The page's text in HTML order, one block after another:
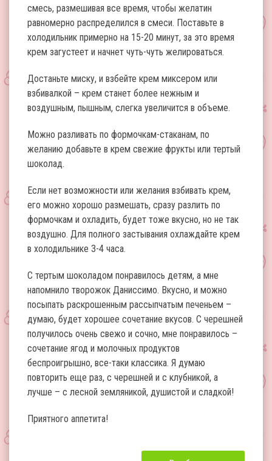
смесь, размешивая все время, чтобы желатин
равномерно распределился в смеси. Поставьте в
холодильник примерно на 15-20 минут, за это время
крем загустеет и начнет чуть-чуть желироваться.
Достаньте миску, и взбейте крем миксером или
взбивалкой – крем станет более нежным и
воздушным, пышным, слегка увеличится в объеме.
Можно разливать по формочкам-стаканам, по
желанию добавьте в крем свежие фрукты или тертый
шоколад.
Если нет возможности или желания взбивать крем,
его можно хорошо размешать, сразу разлить по
формочкам и охладить, будет тоже вкусно, но не так
воздушно. Для полного застывания охлаждайте крем
в холодильнике 3-4 часа.
С тертым шоколадом понравилось детям, а мне
напомнило творожок Даниссимо. Вкусно, и можно
посыпать раскрошенным рассыпчатым печеньем –
думаю, будет хорошее сочетание вкусов. С черешней
получилось очень свежо и сочно, мне понравилось –
сочетание ягод и молочных продуктов
беспроигрышно, все-таки классика. Я думаю
повторить еще раз, с черешней и с клубникой, а
лучше – с лесной земляникой, душистой и сладкой!
Приятного аппетита!